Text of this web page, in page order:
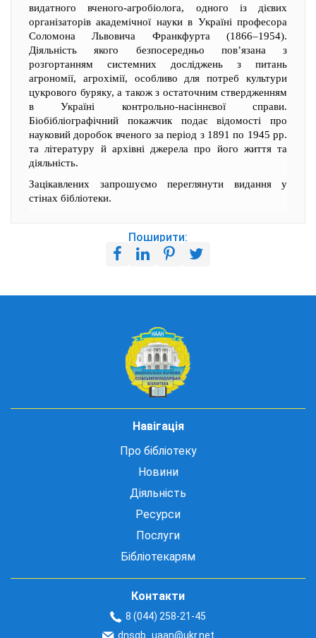
видатного вченого-агробіолога, одного із дієвих
організаторів академічної науки в Україні професора
Соломона Львовича Франкфурта (1866–1954).
Діяльність якого безпосередньо пов’язана з
розгортанням системних досліджень з питань
агрономії, агрохімії, особливо для потреб культури
цукрового буряку, а також з остаточним ствердженням
в Україні контрольно-насіннєвої справи.
Біобібліографічний покажчик подає відомості про
науковий доробок вченого за період з 1891 по 1945 рр.
та літературу й архівні джерела про його життя та
діяльність.
Зацікавлених запрошуємо переглянути видання у
стінах бібліотеки.
Поширити:
Навігація
Про бібліотеку
Новини
Діяльність
Ресурси
Послуги
Бібліотекарям
Контакти
8 (044) 258-21-45
dnsgb_uaan@ukr.net